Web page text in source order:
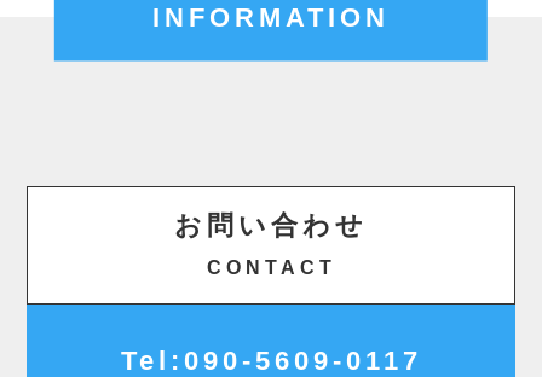
INFORMATION
お問い合わせ
CONTACT
Tel:090-5609-0117